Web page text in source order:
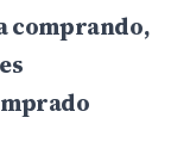
comprando,